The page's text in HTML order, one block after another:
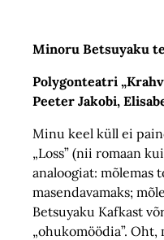
Minoru Betsuyaku
Polygonteatri
Peeter Jakobi,
Minu keel küll ei
„Loss” (nii romaan
analoogiat: mõlemas
masendavamaks;
Betsuyaku Kafkast
„ohukomöödia”.